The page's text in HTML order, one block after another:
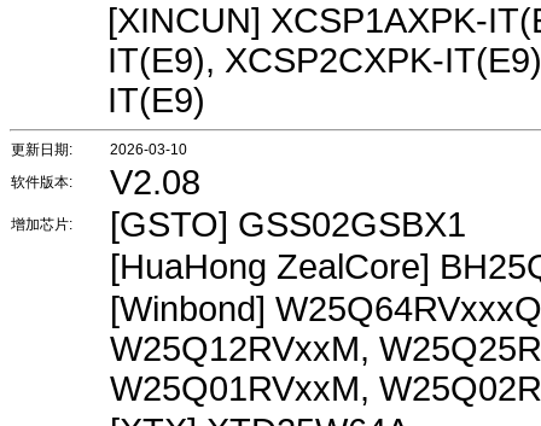
[XINCUN] XCSP1AXPK-
IT(E9), XCSP2CXPK-
IT(E9)
更新日期:
2026-03-10
软件版本:
V2.08
增加芯片:
[GSTO] GSS02GSBX1
[HuaHong ZealCore]
[Winbond]
W25Q12RVxxM,
W25Q01RVxxM,